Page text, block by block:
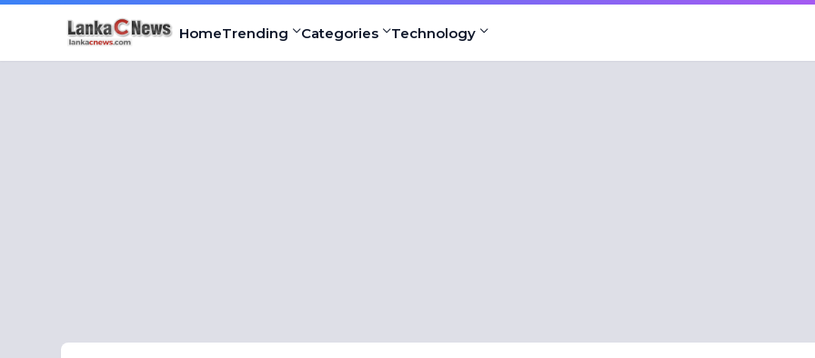
HomeTrending Categories Technology